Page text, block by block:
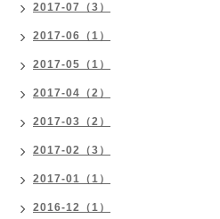
2017-07（3）
2017-06（1）
2017-05（1）
2017-04（2）
2017-03（2）
2017-02（3）
2017-01（1）
2016-12（1）